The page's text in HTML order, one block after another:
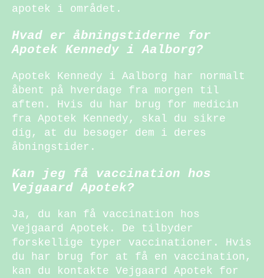
apotek i området.
Hvad er åbningstiderne for
Apotek Kennedy i Aalborg?
Apotek Kennedy i Aalborg har normalt
åbent på hverdage fra morgen til
aften. Hvis du har brug for medicin
fra Apotek Kennedy, skal du sikre
dig, at du besøger dem i deres
åbningstider.
Kan jeg få vaccination hos
Vejgaard Apotek?
Ja, du kan få vaccination hos
Vejgaard Apotek. De tilbyder
forskellige typer vaccinationer. Hvis
du har brug for at få en vaccination,
kan du kontakte Vejgaard Apotek for